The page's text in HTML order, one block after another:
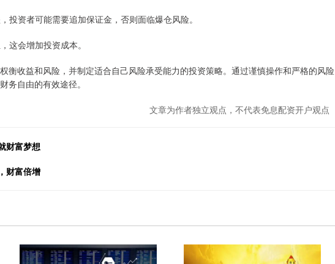
投资者可能需要追加保证金，否则面临爆仓风险。
这会增加投资成本。
衡收益和风险，并制定适合自己风险承受能力的投资策略。通过谨慎操作和严格的风险
务自由的有效途径。
文章为作者独立观点，不代表免息配资开户观点
财富梦想
财富倍增